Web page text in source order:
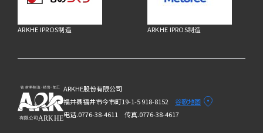
ARKHE IPROS制造 ARKHE IPROS制造
ARKHE股份有限公司
福井县福井市今市町19-1-5 918-8152 谷歌地图
电话.0776-38-4611传真.0776-38-4617